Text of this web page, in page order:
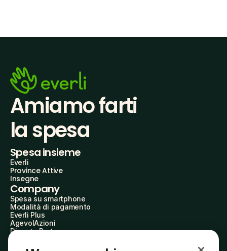
Amiamo farti
la spesa
Spesa insieme
Everli
Province Attive
Insegne
Company
Spesa su smartphone
Modalità di pagamento
Everli Plus
AgevolAzioni
Diventa Partner
Everli Shoppers